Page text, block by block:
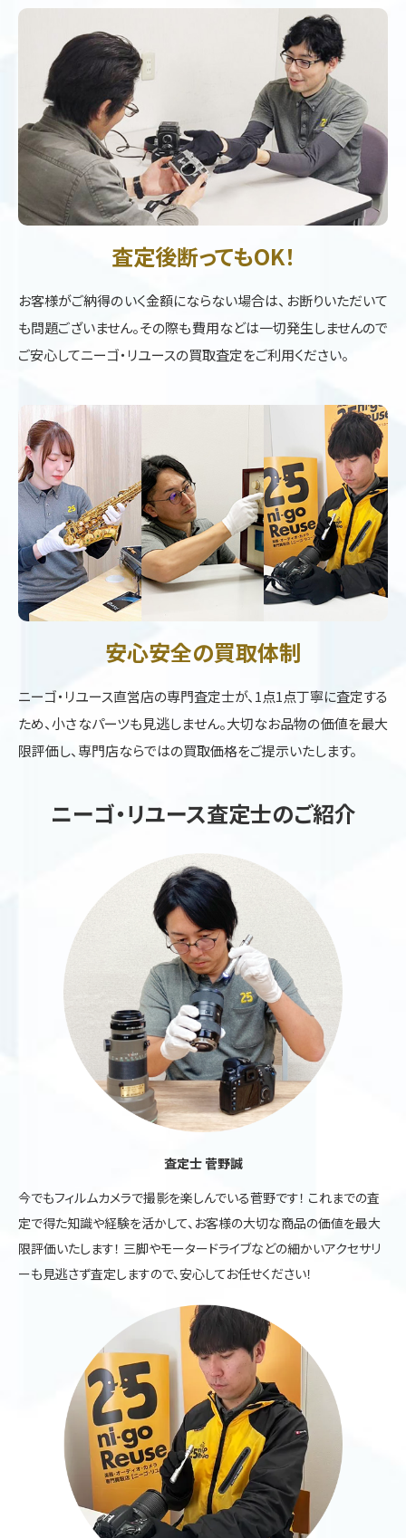
査定後断ってもOK！
お客様がご納得のいく金額にならない場合は、お断りいただいて
も問題ございません。その際も費用などは一切発生しませんので
ご安心してニーゴ・リユースの買取査定をご利用ください。
安心安全の買取体制
ニーゴ・リユース直営店の専門査定士が、1点1点丁寧に査定する
ため、小さなパーツも見逃しません。大切なお品物の価値を最大
限評価し、専門店ならではの買取価格をご提示いたします。
ニーゴ・リユース査定士のご紹介
査定士 菅野誠
今でもフィルムカメラで撮影を楽しんでいる菅野です！ これまでの査
定で得た知識や経験を活かして、お客様の大切な商品の価値を最大
限評価いたします！ 三脚やモータードライブなどの細かいアクセサリ
ーも見逃さず査定しますので、安心してお任せください！